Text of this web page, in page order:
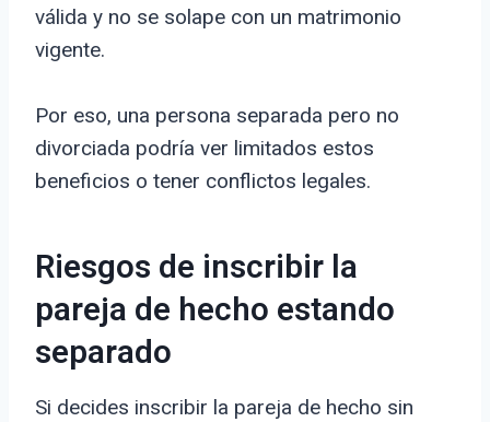
válida y no se solape con un matrimonio
vigente.
Por eso, una persona separada pero no
divorciada podría ver limitados estos
beneficios o tener conflictos legales.
Riesgos de inscribir la
pareja de hecho estando
separado
Si decides inscribir la pareja de hecho sin